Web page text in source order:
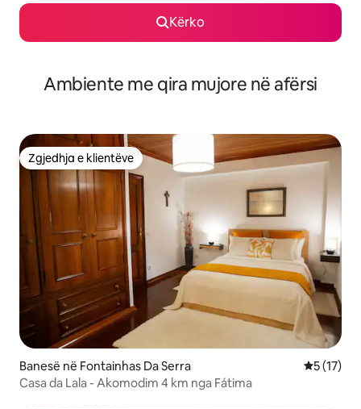
Kërko
Ambiente me qira mujore në afërsi
Zgjedhja e klientëve
Zgjedhja e klientëve
Banesë në Fontainhas Da Serra Vlerësimi
5 (17)
Casa da Lala - Akomodim 4 km nga Fátima